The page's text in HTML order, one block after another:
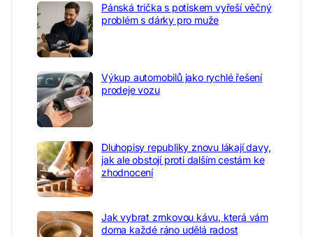
Pánská trička s potiskem vyřeší věčný
problém s dárky pro muže
Výkup automobilů jako rychlé řešení
prodeje vozu
Dluhopisy republiky znovu lákají davy,
jak ale obstojí proti dalším cestám ke
zhodnocení
Jak vybrat zrnkovou kávu, která vám
doma každé ráno udělá radost